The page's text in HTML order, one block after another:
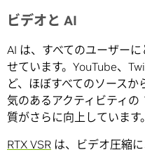
ビデオと AI
AI は、すべてのユーザー
せています。YouTube、
ど、ほぼすべてのソース
気のあるアクティビティの
質がさらに向上しています。
RTX VSR は、ビデオ圧縮